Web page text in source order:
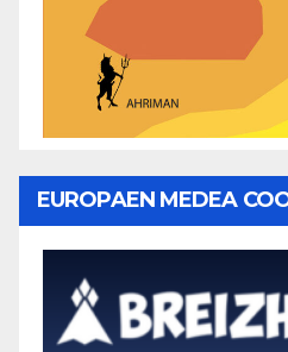
EUROPAEN MEDEA